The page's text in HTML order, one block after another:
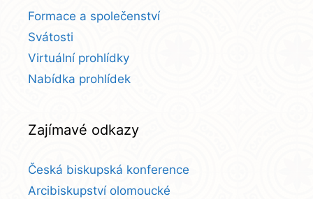
Formace a společenství
Svátosti
Virtuální prohlídky
Nabídka prohlídek
Zajímavé odkazy
Česká biskupská konference
Arcibiskupství olomoucké